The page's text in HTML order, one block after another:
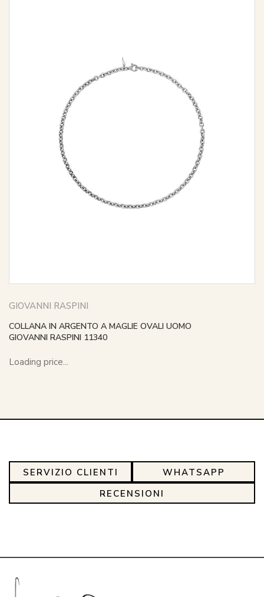
GIOVANNI RASPINI
COLLANA IN ARGENTO A MAGLIE OVALI UOMO
GIOVANNI RASPINI 11340
Loading price...
SERVIZIO CLIENTI
WHATSAPP
RECENSIONI